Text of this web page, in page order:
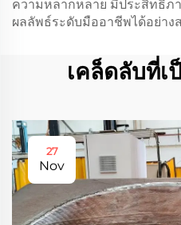
ความหลากหลาย มีประสิทธิภ
ผลลัพธ์ระดับมืออาชีพได้อย่าง
เคล็ดลับที่เ
27
Nov